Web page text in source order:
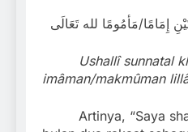
مَأمُومًا لله تَعَالَى
Ushallî sunnatal
imâman/makmûman
Artinya, “Saya